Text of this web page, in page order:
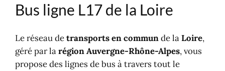
Bus ligne L17 de la Loire
Le réseau detransports en communde laLoire,
géré par larégion Auvergne-Rhône-Alpes, vous
propose des lignes de bus à travers tout le